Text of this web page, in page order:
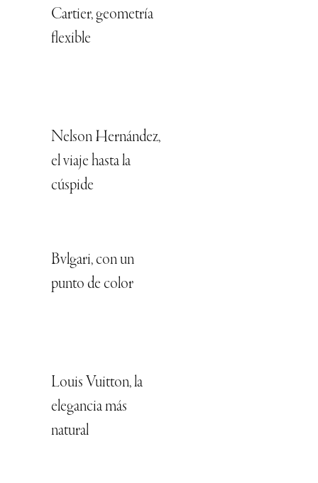
Cartier, geometría
flexible
Nelson Hernández,
el viaje hasta la
cúspide
Bvlgari, con un
punto de color
Louis Vuitton, la
elegancia más
natural